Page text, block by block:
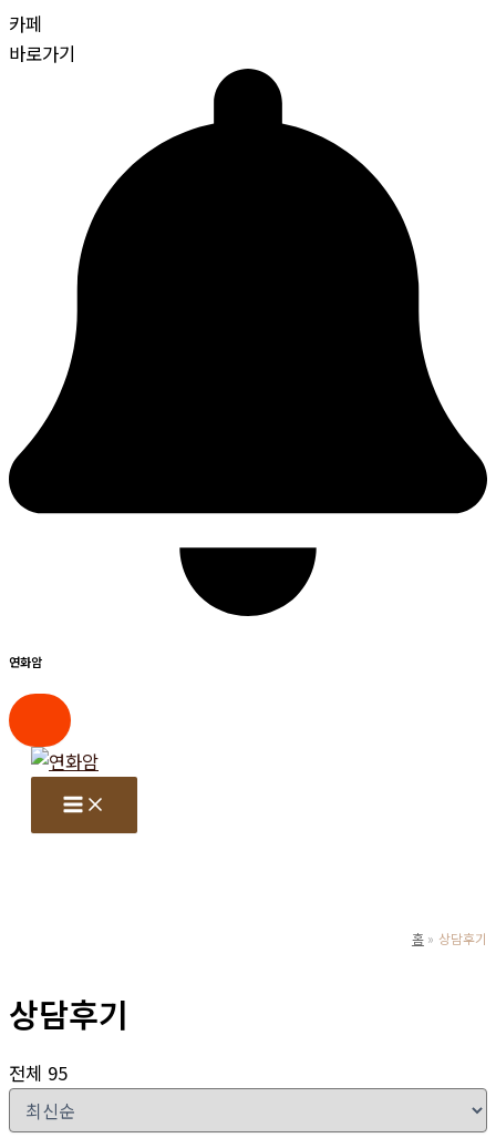
카페
바로가기
연화암
홈 상담후기
상담후기
전체 95